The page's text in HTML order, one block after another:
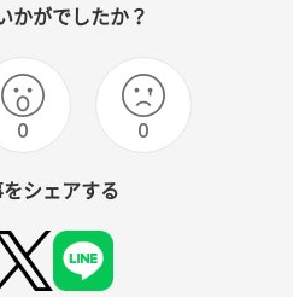
かがでしたか？
0 0
シェアする